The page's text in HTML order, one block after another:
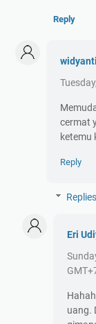
Reply
cermat
ketemu
Reply
Replies
Eri
uang.